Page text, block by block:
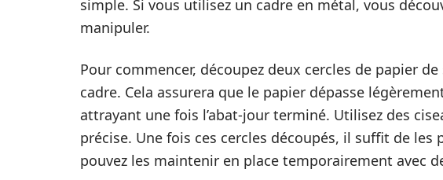
simple. Si vous utilisez un cadre en métal, vous
manipuler.
Pour commencer, découpez deux cercles de papier
cadre. Cela assurera que le papier dépasse
attrayant une fois l’abat-jour terminé. Utilisez des
précise. Une fois ces cercles découpés, il suffit de les
pouvez les maintenir en place temporairement avec